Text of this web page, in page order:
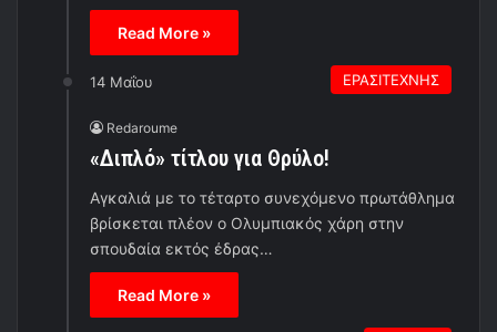
Read More »
14 Μαΐου ΕΡΑΣΙΤΕΧΝΗΣ
Redaroume
«Διπλό» τίτλου για Θρύλο!
Αγκαλιά με το τέταρτο συνεχόμενο πρωτάθλημα
βρίσκεται πλέον ο Ολυμπιακός χάρη στην
σπουδαία εκτός έδρας…
Read More »